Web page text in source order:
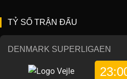
TỶ SỐ TRẬN ĐẤU
DENMARK SUPERLIGAEN